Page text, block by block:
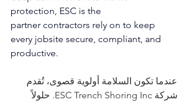
protection, ESC is the
partner contractors rely on to keep
every jobsite secure, compliant, and
productive.
عندما تكون السلامة أولوية قصوى، تُقدم
شركة ESC Trench Shoring Inc. حلولاً